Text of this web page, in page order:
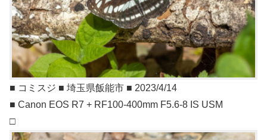
■ コミスジ ■ 埼玉県飯能市 ■ 2023/4/14
■ Canon EOS R7 + RF100-400mm F5.6-8 IS USM
□